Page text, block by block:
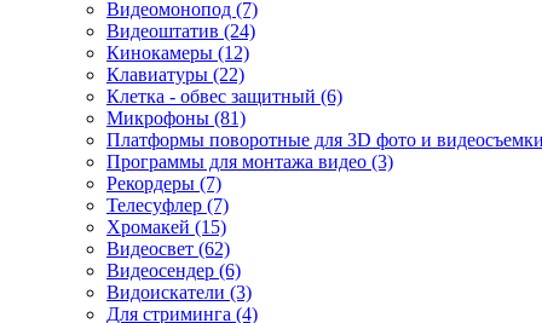
Видеомонопод (7)
Видеоштатив (24)
Кинокамеры (12)
Клавиатуры (22)
Клетка - обвес защитный (6)
Микрофоны (81)
Платформы поворотные для 3D фото и
Программы для монтажа видео (3)
Рекордеры (7)
Телесуфлер (7)
Хромакей (15)
Видеосвет (62)
Видеосендер (6)
Видоискатели (3)
Для стриминга (4)